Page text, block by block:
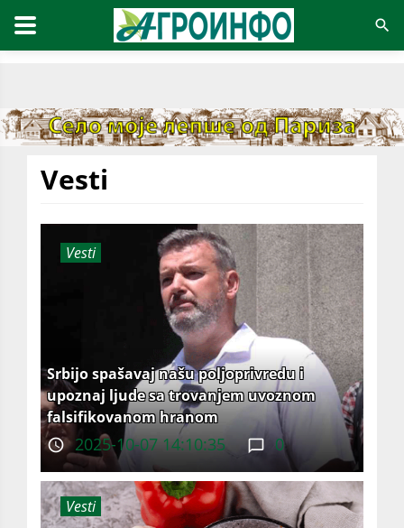
Vesti
Vesti
Srbijo spašavaj našu poljoprivredu i
upoznaj ljude sa trovanjem uvoznom
falsifikovanom hranom
2025-10-07 14:10:35 0
Vesti